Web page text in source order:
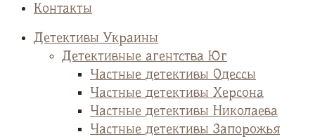
Контакты
Детективы Украины
Детективные агентства Юг
Частные детективы Одессы
Частные детективы Херсона
Частные детективы Николаева
Частные детективы Запорожья